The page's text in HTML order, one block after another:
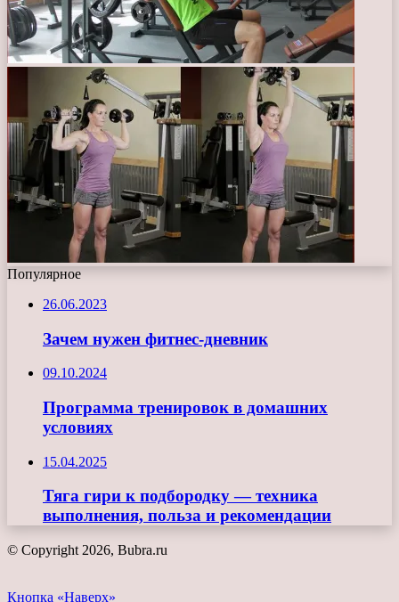
Популярное
26.06.2023
Зачем нужен фитнес-дневник
09.10.2024
Программа тренировок в домашних
условиях
15.04.2025
Тяга гири к подбородку — техника
выполнения, польза и рекомендации
© Copyright 2026, Bubra.ru
Кнопка «Наверх»